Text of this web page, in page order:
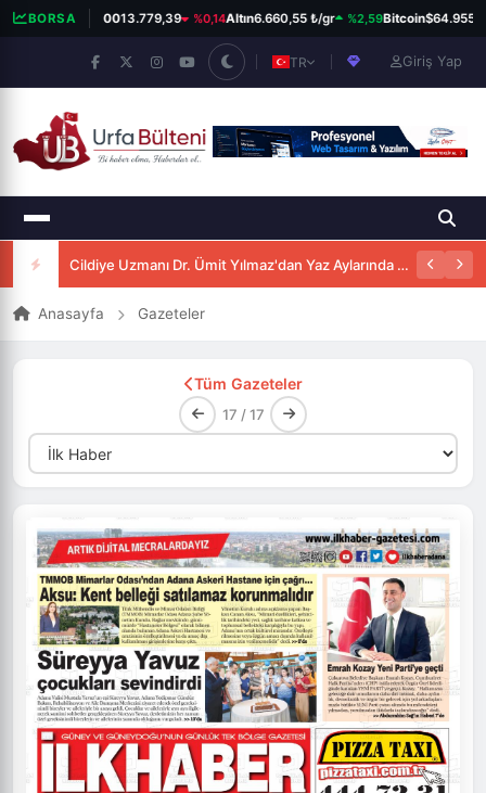
BORSABIST 10013.779,39 %0,14Altın6.660,55 ₺/gr %2,59Bitcoin$64.955
TR Giriş Yap
Cildiye Uzmanı Dr. Ümit Yılmaz'dan Yaz Aylarında Güneşten Korunma Uyarısı
Anasayfa Gazeteler
Tüm Gazeteler
17 / 17